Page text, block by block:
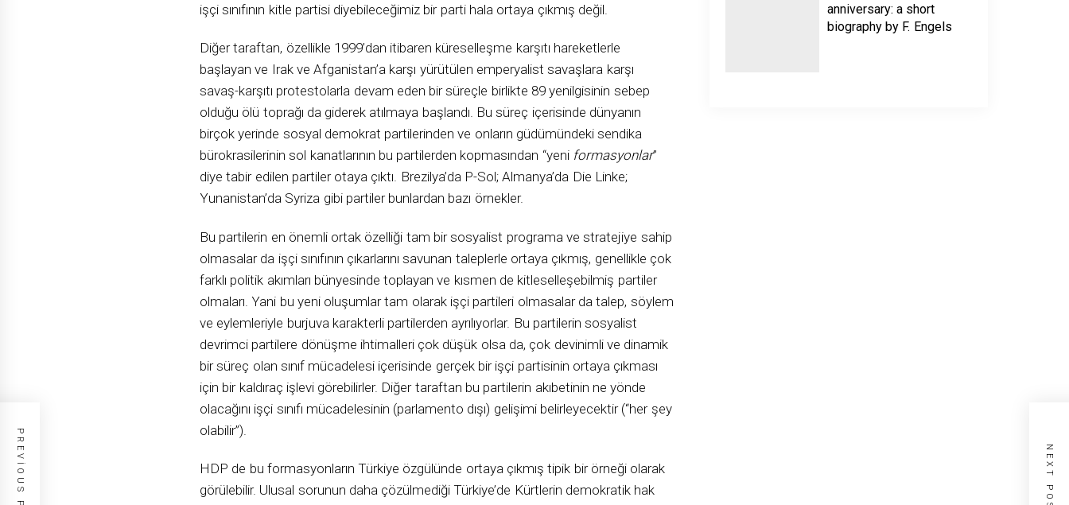
işçi sınıfının kitle partisi diyebileceğimiz bir parti hala ortaya çıkmış değil.
Diğer taraftan, özellikle 1999’dan itibaren küreselleşme karşıtı hareketlerle
başlayan ve Irak ve Afganistan’a karşı yürütülen emperyalist savaşlara karşı
savaş-karşıtı protestolarla devam eden bir süreçle birlikte 89 yenilgisinin sebep
olduğu ölü toprağı da giderek atılmaya başlandı. Bu süreç içerisinde dünyanın
birçok yerinde sosyal demokrat partilerinden ve onların güdümündeki sendika
bürokrasilerinin sol kanatlarının bu partilerden kopmasından “yeni formasyonlar”
diye tabir edilen partiler otaya çıktı. Brezilya’da P-Sol; Almanya’da Die Linke;
Yunanistan’da Syriza gibi partiler bunlardan bazı örnekler.
Bu partilerin en önemli ortak özelliği tam bir sosyalist programa ve stratejiye sahip
olmasalar da işçi sınıfının çıkarlarını savunan taleplerle ortaya çıkmış, genellikle çok
farklı politik akımları bünyesinde toplayan ve kısmen de kitleselleşebilmiş partiler
olmaları. Yani bu yeni oluşumlar tam olarak işçi partileri olmasalar da talep, söylem
ve eylemleriyle burjuva karakterli partilerden ayrılıyorlar. Bu partilerin sosyalist
devrimci partilere dönüşme ihtimalleri çok düşük olsa da, çok devinimli ve dinamik
bir süreç olan sınıf mücadelesi içerisinde gerçek bir işçi partisinin ortaya çıkması
için bir kaldıraç işlevi görebilirler. Diğer taraftan bu partilerin akıbetinin ne yönde
olacağını işçi sınıfı mücadelesinin (parlamento dışı) gelişimi belirleyecektir (“her şey
olabilir”).
HDP de bu formasyonların Türkiye özgülünde ortaya çıkmış tipik bir örneği olarak
görülebilir. Ulusal sorunun daha çözülmediği Türkiye’de Kürtlerin demokratik hak
PREVIOUS POST NEXT POST
anniversary: a short
biography by F. Engels